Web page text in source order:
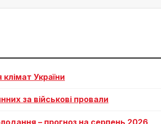
України
за військові провали
– прогноз на серпень 2026